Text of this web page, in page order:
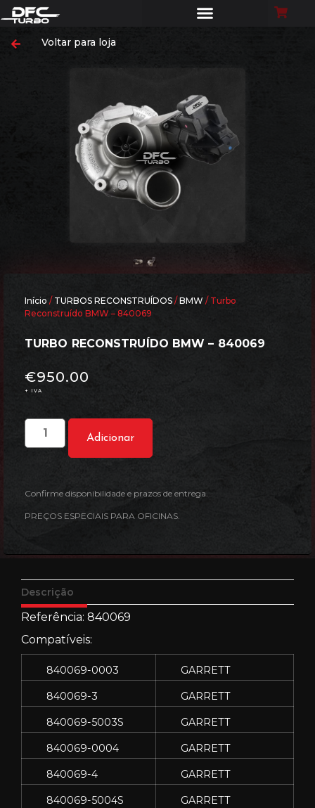
Voltar para loja
Início / TURBOS RECONSTRUÍDOS /BMW / Turbo
Reconstruído BMW – 840069
TURBO RECONSTRUÍDO BMW – 840069
€950.00
+ IVA
Adicionar
Confirme disponibilidade e prazos de entrega.
PREÇOS ESPECIAIS PARA OFICINAS.
Descrição
Referência: 840069
Compatíveis:
840069-0003 GARRETT
840069-3 GARRETT
840069-5003S GARRETT
840069-0004 GARRETT
840069-4 GARRETT
840069-5004S GARRETT